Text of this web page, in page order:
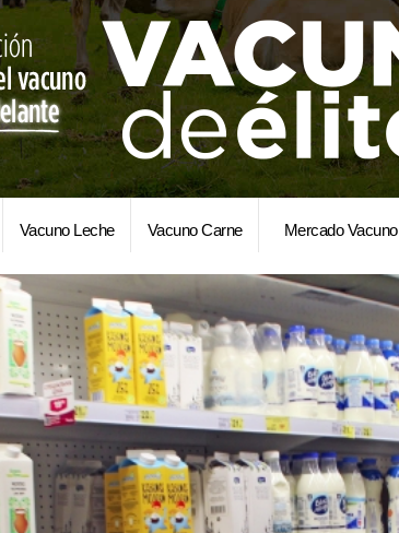
Vacuno Leche Vacuno Carne Mercado Vacuno